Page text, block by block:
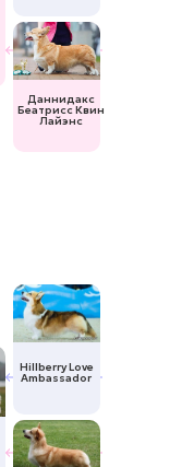
Даннидакс
Беатрисс Квин
Лайэнс
Hillberry Love
Ambassador